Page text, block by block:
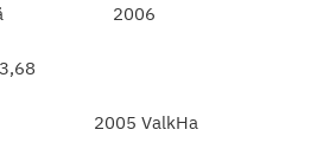
2006
2005 ValkHa